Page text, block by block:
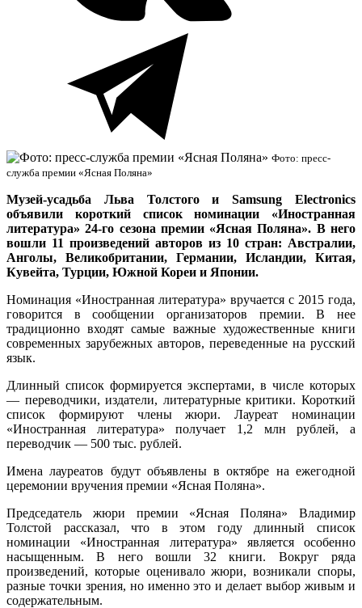
Фото: пресс-
служба премии «Ясная Поляна»
Музей-усадьба Льва Толстого и Samsung Electronics
объявили короткий список номинации «Иностранная
литература» 24-го сезона премии «Ясная Поляна». В него
вошли 11 произведений авторов из 10 стран: Австралии,
Анголы, Великобритании, Германии, Исландии, Китая,
Кувейта, Турции, Южной Кореи и Японии.
Номинация «Иностранная литература» вручается с 2015 года,
говорится в сообщении организаторов премии. В нее
традиционно входят самые важные художественные книги
современных зарубежных авторов, переведенные на русский
язык.
Длинный список формируется экспертами, в числе которых
— переводчики, издатели, литературные критики. Короткий
список формируют члены жюри. Лауреат номинации
«Иностранная литература» получает 1,2 млн рублей, а
переводчик — 500 тыс. рублей.
Имена лауреатов будут объявлены в октябре на ежегодной
церемонии вручения премии «Ясная Поляна».
Председатель жюри премии «Ясная Поляна» Владимир
Толстой рассказал, что в этом году длинный список
номинации «Иностранная литература» является особенно
насыщенным. В него вошли 32 книги. Вокруг ряда
произведений, которые оценивало жюри, возникали споры,
разные точки зрения, но именно это и делает выбор живым и
содержательным.